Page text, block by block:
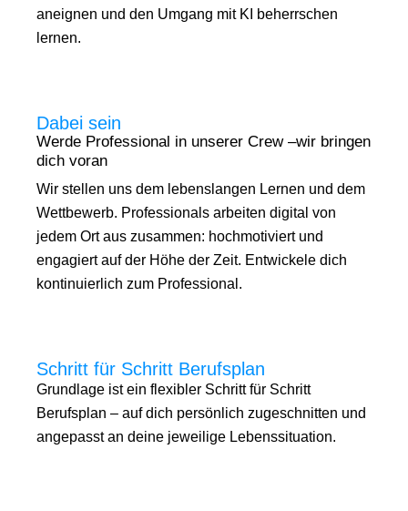
aneignen und den Umgang mit KI beherrschen
lernen.
Dabei sein
Werde Professional in unserer Crew –wir bringen
dich voran
Wir stellen uns dem lebenslangen Lernen und dem
Wettbewerb. Professionals arbeiten digital von
jedem Ort aus zusammen: hochmotiviert und
engagiert auf der Höhe der Zeit. Entwickele dich
kontinuierlich zum Professional.
Schritt für Schritt Berufsplan
Grundlage ist ein flexibler Schritt für Schritt
Berufsplan – auf dich persönlich zugeschnitten und
angepasst an deine jeweilige Lebenssituation.